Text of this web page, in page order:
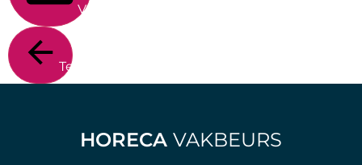
Verstuur
Terug
HORECA VAKBEURS